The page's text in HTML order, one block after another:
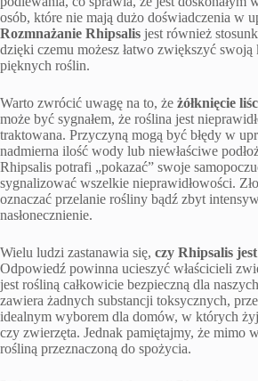
osób, które nie mają dużo doświadczenia w
Rozmnażanie Rhipsalis jest również
dzięki czemu możesz łatwo zwiększyć
pięknych roślin.
Warto zwrócić uwagę na to, że żółknięcie
może być sygnałem, że roślina jest
traktowana. Przyczyną mogą być błędy w
nadmierna ilość wody lub niewłaściwe
Rhipsalis potrafi „pokazać” swoje
sygnalizować wszelkie nieprawidłowości.
oznaczać przelanie rośliny bądź zbyt
nasłonecznienie.
Wielu ludzi zastanawia się, czy Rhipsalis
Odpowiedź powinna ucieszyć właścicieli
jest rośliną całkowicie bezpieczną dla
zawiera żadnych substancji toksycznych,
idealnym wyborem dla domów, w których
czy zwierzęta. Jednak pamiętajmy, że mimo
rośliną przeznaczoną do spożycia.